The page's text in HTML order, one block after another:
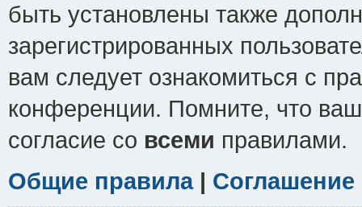
быть установлены также
зарегистрированных
вам следует ознакомиться с
конференции. Помните, что
согласие со всеми правилами.
Общие правила|